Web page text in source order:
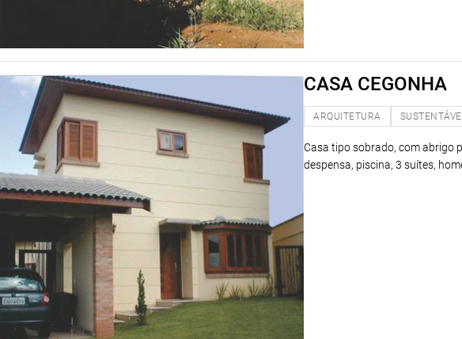
CASA CEGONHA
ARQUITETURA
Casa tipo sobrado, com abrigo
despensa, piscina, 3 suítes,